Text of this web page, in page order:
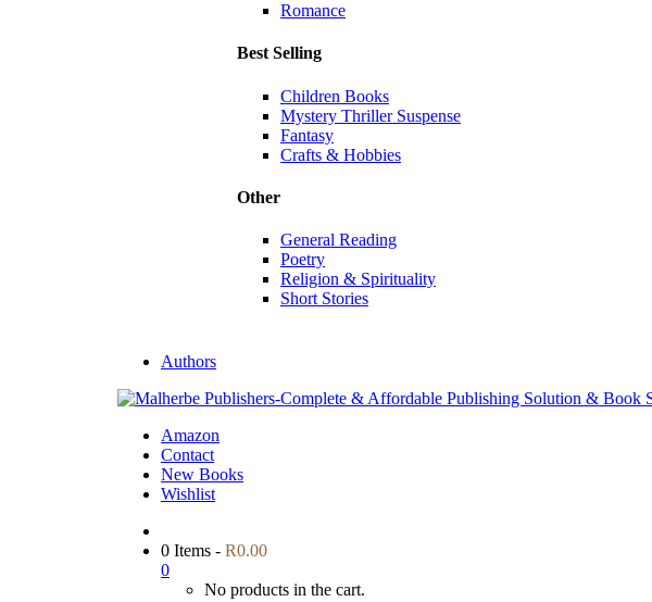
Romance
Best Selling
Children Books
Mystery Thriller Suspense
Fantasy
Crafts & Hobbies
Other
General Reading
Poetry
Religion & Spirituality
Short Stories
Authors
Amazon
Contact
New Books
Wishlist
0 Items - R0.00
0
No products in the cart.